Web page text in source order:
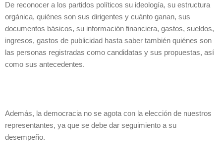
De reconocer a los partidos políticos su ideología, su estructura
orgánica, quiénes son sus dirigentes y cuánto ganan, sus
documentos básicos, su información financiera, gastos, sueldos,
ingresos, gastos de publicidad hasta saber también quiénes son
las personas registradas como candidatas y sus propuestas, así
como sus antecedentes.
Además, la democracia no se agota con la elección de nuestros
representantes, ya que se debe dar seguimiento a su
desempeño.